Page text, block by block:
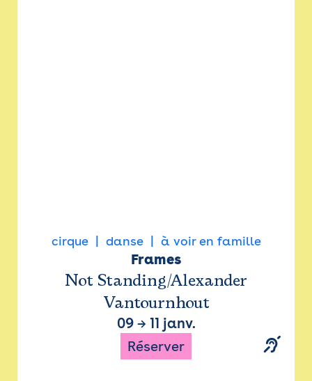
cirque danse à voir en famille
Frames
Not Standing/Alexander
Vantournhout
09→ 11 janv.
Réserver